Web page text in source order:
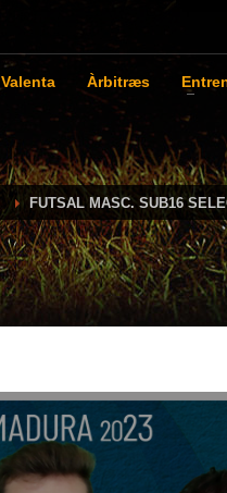
Valenta Àrbitræs
FUTSAL MASC. SUB16